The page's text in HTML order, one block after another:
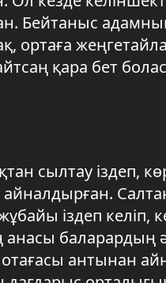
Бейтаныс
ортаға
қара бет
сылтау іздеп,
іздеп келіп,
анасы баларардың
антынан